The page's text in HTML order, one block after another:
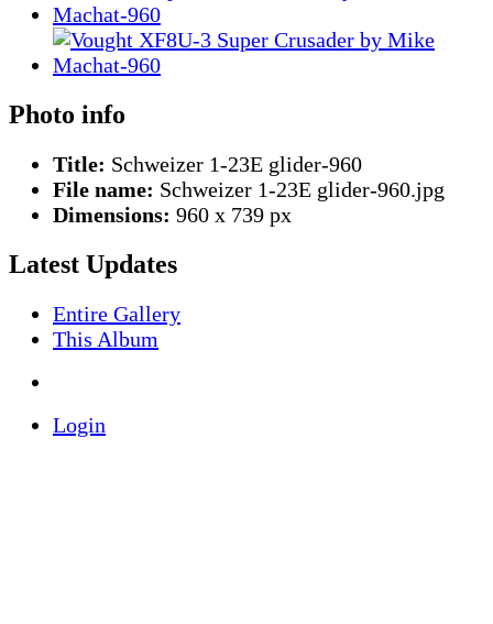
Photo info
Title: Schweizer 1-23E glider-960
File name: Schweizer 1-23E glider-960.jpg
Dimensions: 960 x 739 px
Latest Updates
Entire Gallery
This Album
Login